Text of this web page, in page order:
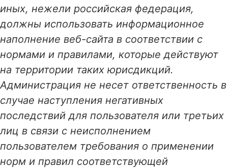
иных, нежели российская федерация,
должны использовать информационное
наполнение веб-сайта в соответствии с
нормами и правилами, которые действуют
на территории таких юрисдикций.
Администрация не несет ответственность в
случае наступления негативных
последствий для пользователя или третьих
лиц в связи с неисполнением
пользователем требования о применении
норм и правил соответствующей